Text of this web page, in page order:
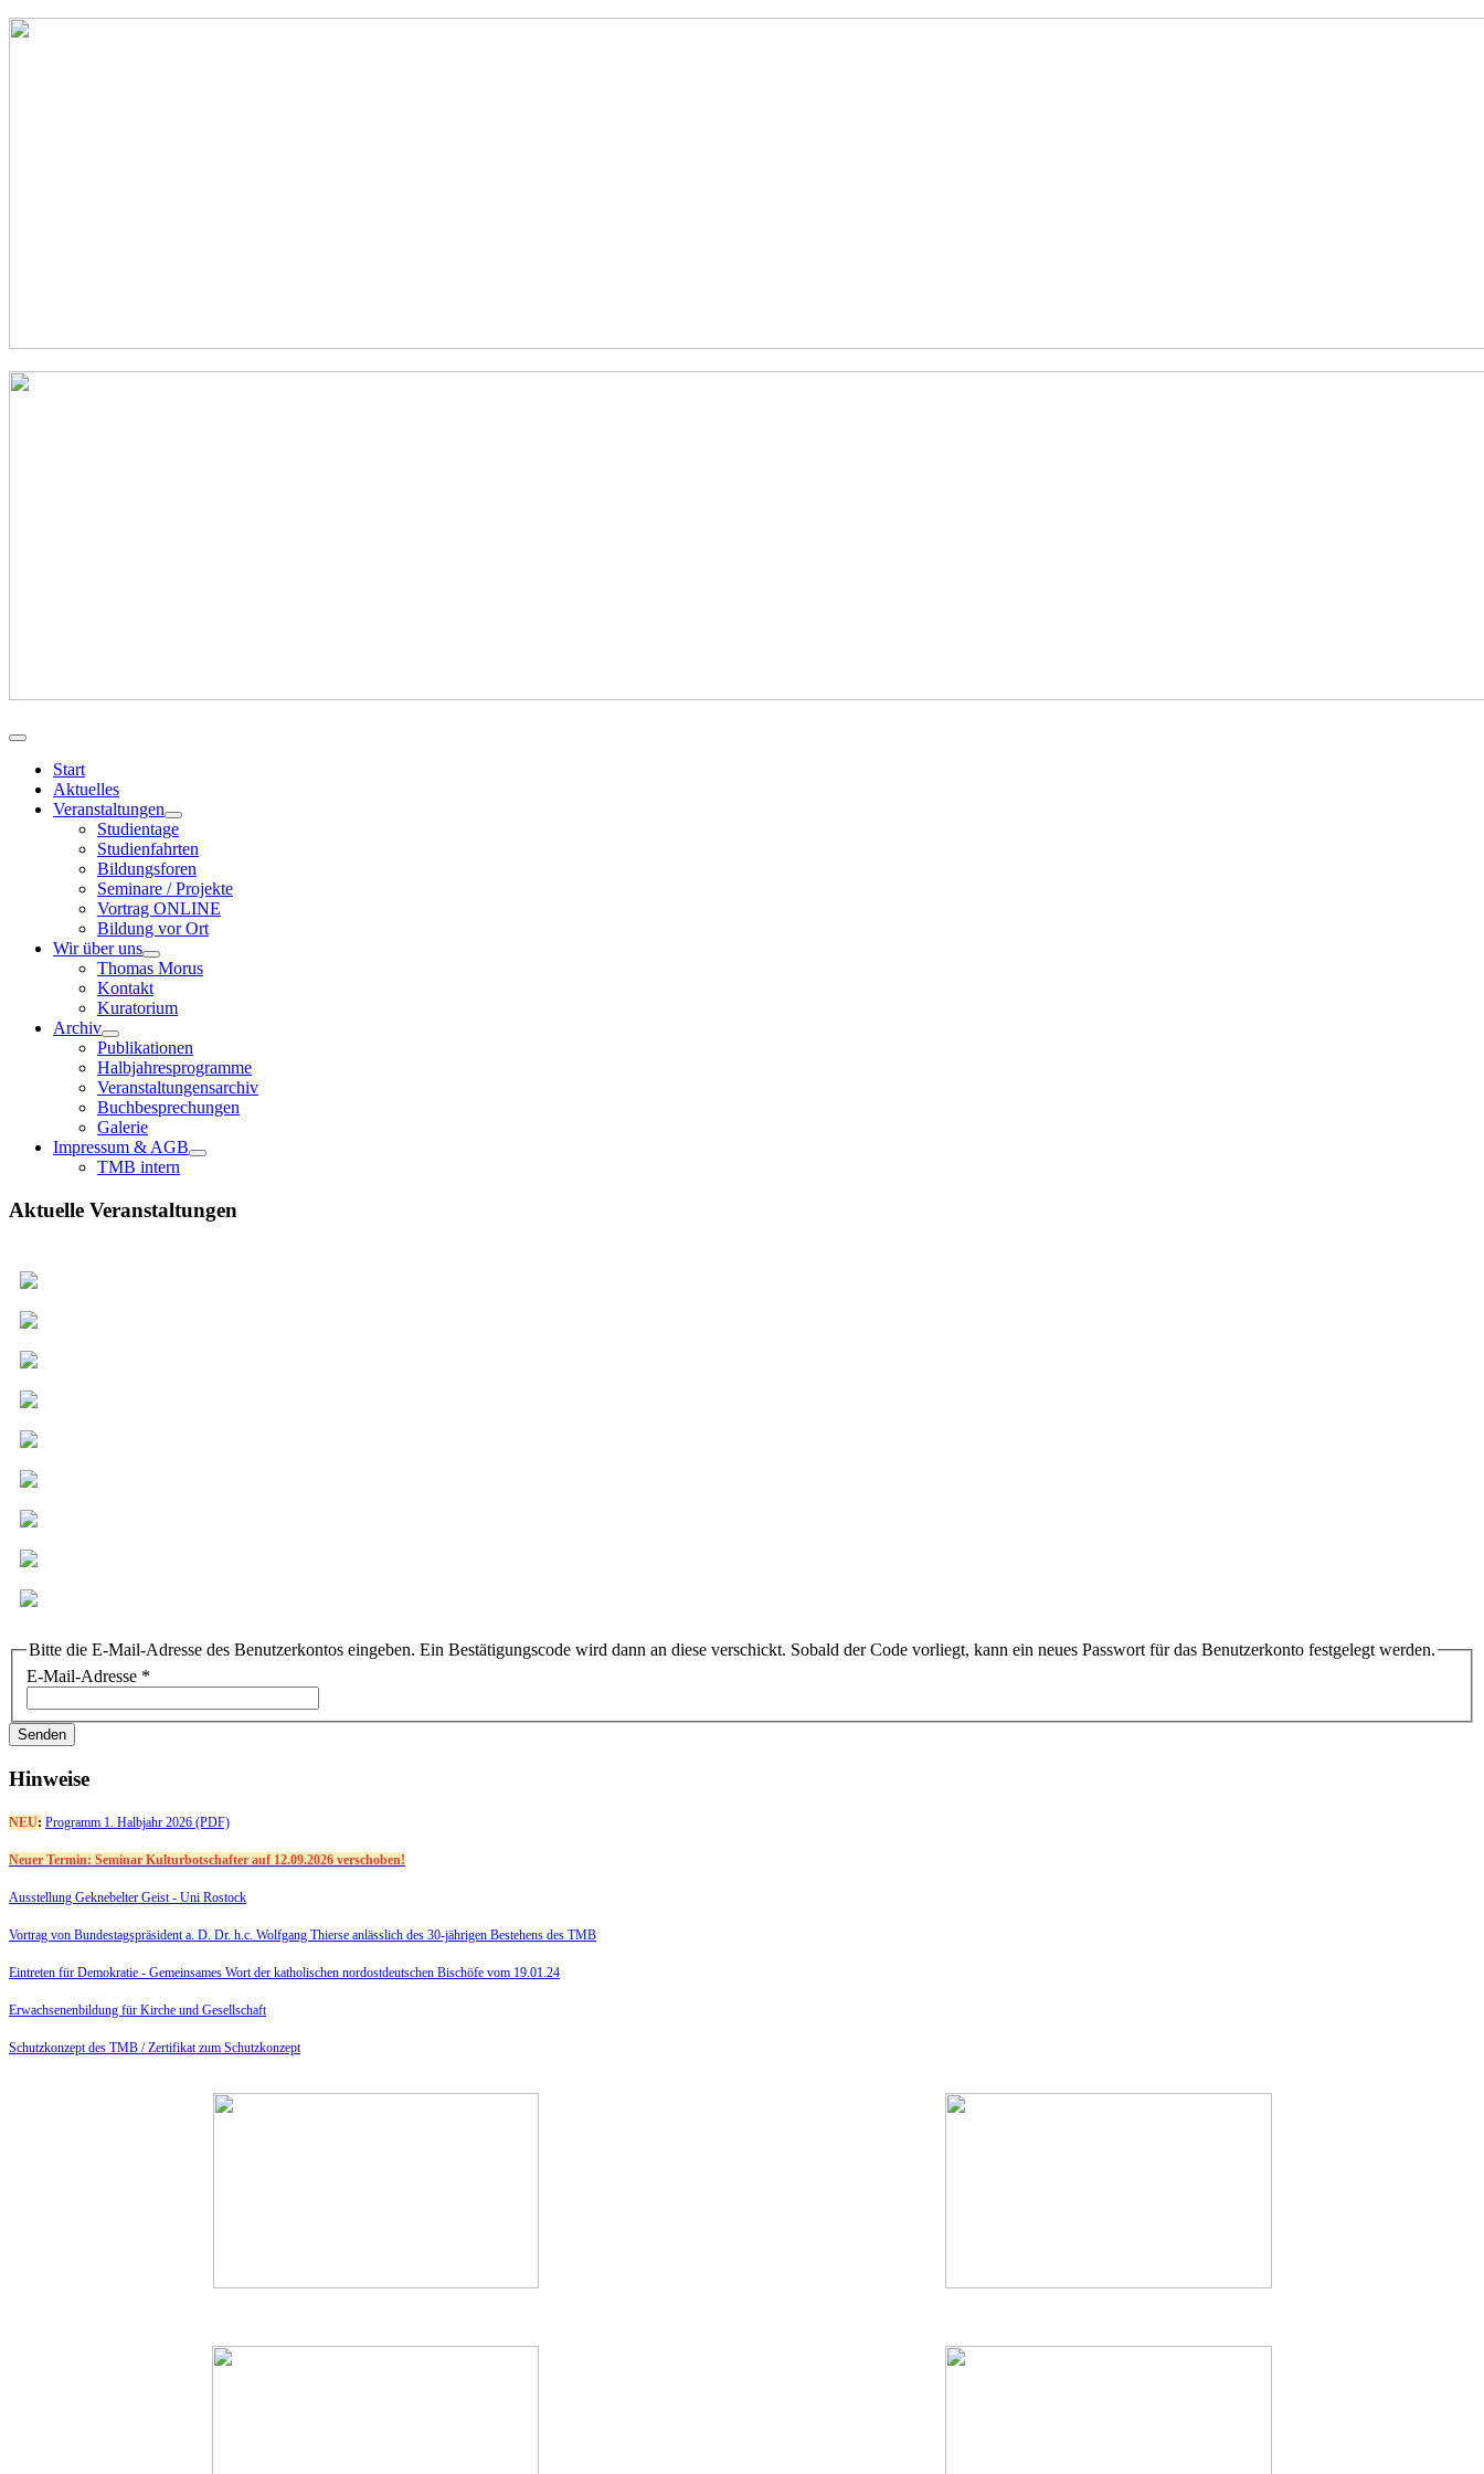
Start
Aktuelles
Veranstaltungen
Studientage
Studienfahrten
Bildungsforen
Seminare / Projekte
Vortrag ONLINE
Bildung vor Ort
Wir über uns
Thomas Morus
Kontakt
Kuratorium
Archiv
Publikationen
Halbjahresprogramme
Veranstaltungensarchiv
Buchbesprechungen
Galerie
Impressum & AGB
TMB intern
Aktuelle Veranstaltungen
Bitte die E-Mail-Adresse des Benutzerkontos eingeben. Ein Bestätigungscode wird dann an diese verschickt. Sobald der Code vorliegt, kann ein neues Passwort für das Benutzerkonto festgelegt werden.
E-Mail-Adresse *
Senden
Hinweise
NEU: Programm 1. Halbjahr 2026 (PDF)
Neuer Termin: Seminar Kulturbotschafter auf 12.09.2026 verschoben!
Ausstellung Geknebelter Geist - Uni Rostock
Vortrag von Bundestagspräsident a. D. Dr. h.c. Wolfgang Thierse anlässlich des 30-jährigen Bestehens des TMB
Eintreten für Demokratie - Gemeinsames Wort der katholischen nordostdeutschen Bischöfe vom 19.01.24
Erwachsenenbildung für Kirche und Gesellschaft
Schutzkonzept des TMB /Zertifikat zum Schutzkonzept